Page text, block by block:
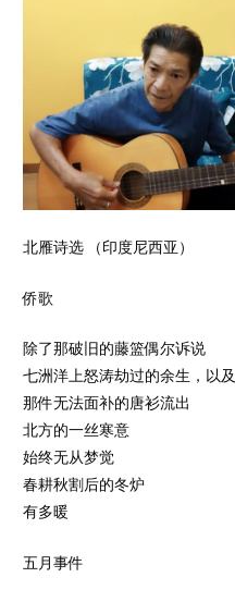
北雁诗选 （印度尼西亚）
侨歌
除了那破旧的藤篮偶尔诉说
七洲洋上怒涛劫过的余生，以及
那件无法面补的唐衫流出
北方的一丝寒意
始终无从梦觉
春耕秋割后的冬炉
有多暖
五月事件